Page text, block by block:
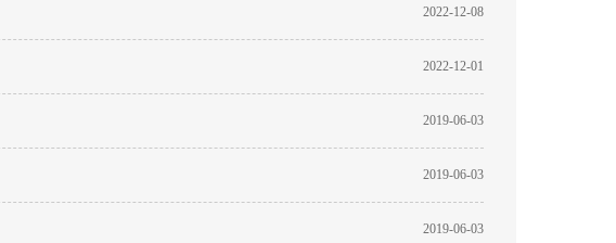
2022-12-08
2022-12-01
2019-06-03
2019-06-03
2019-06-03